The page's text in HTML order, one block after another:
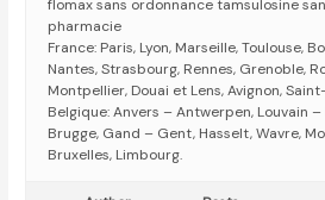
flomax sans ordonnance tamsulosine
pharmacie
France: Paris, Lyon, Marseille, Toulouse,
Nantes, Strasbourg, Rennes, Grenoble,
Montpellier, Douai et Lens, Avignon,
Belgique: Anvers – Antwerpen, Louvain –
Brugge, Gand – Gent, Hasselt, Wavre,
Bruxelles, Limbourg.